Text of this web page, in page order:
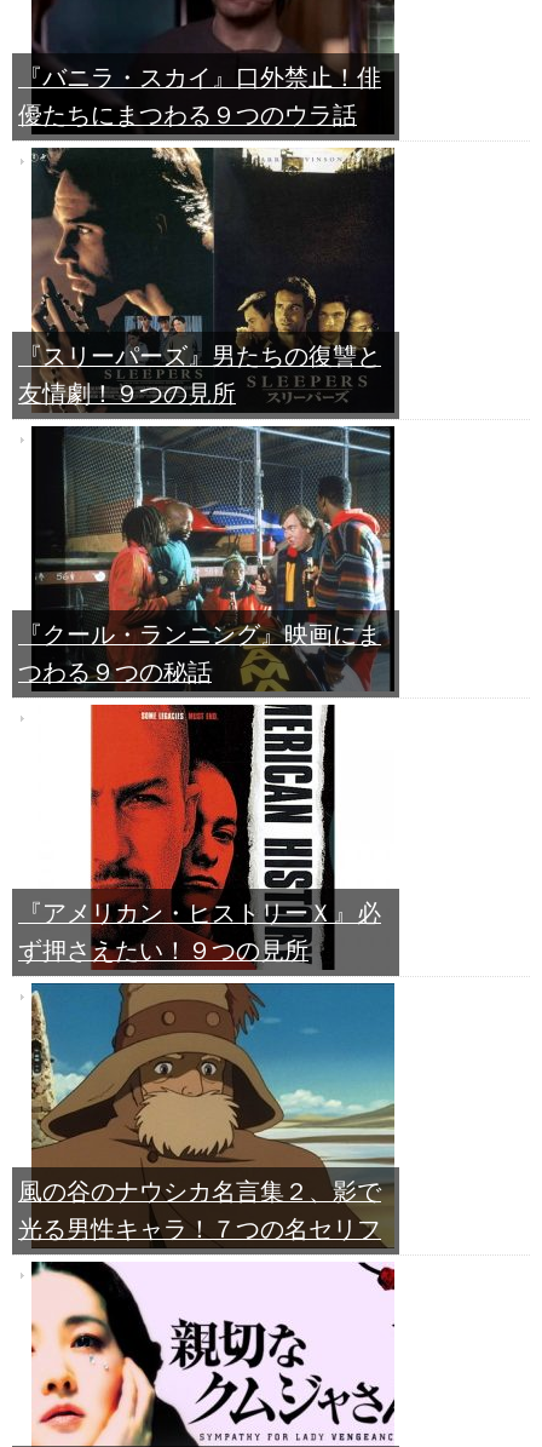
『バニラ・スカイ』口外禁止！俳
優たちにまつわる９つのウラ話
『スリーパーズ』男たちの復讐と
友情劇！９つの見所
『クール・ランニング』映画にま
つわる９つの秘話
『アメリカン・ヒストリーＸ』必
ず押さえたい！９つの見所
風の谷のナウシカ名言集２、影で
光る男性キャラ！７つの名セリフ